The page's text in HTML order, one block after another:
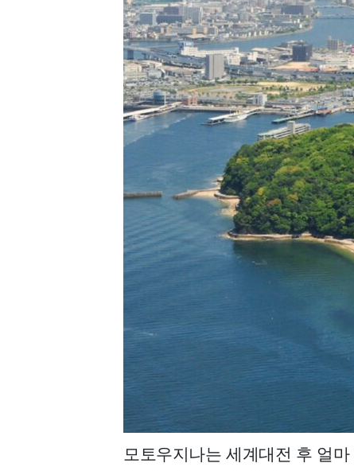
모토우지나는 세계대전 후 얼